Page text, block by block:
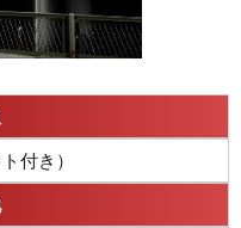
付き）